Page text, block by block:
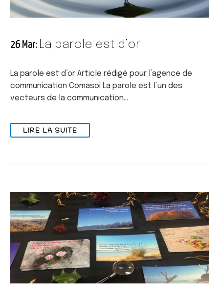
26 Mar: La parole est d’or
La parole est d’or Article rédigé pour l’agence de
communication Comasoi La parole est l’un des
vecteurs de la communication…
LIRE LA SUITE